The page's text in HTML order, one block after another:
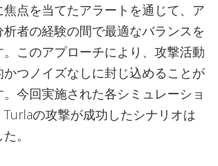
点を当てたアラートを通じて、ア
者の経験の間で最適なバランスを
このアプローチにより、攻撃活動
かつノイズなしに封じ込めることが
今回実施された各シミュレーショ
Turlaの攻撃が成功したシナリオは
。